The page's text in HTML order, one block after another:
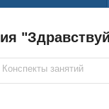
Конспекты занятий